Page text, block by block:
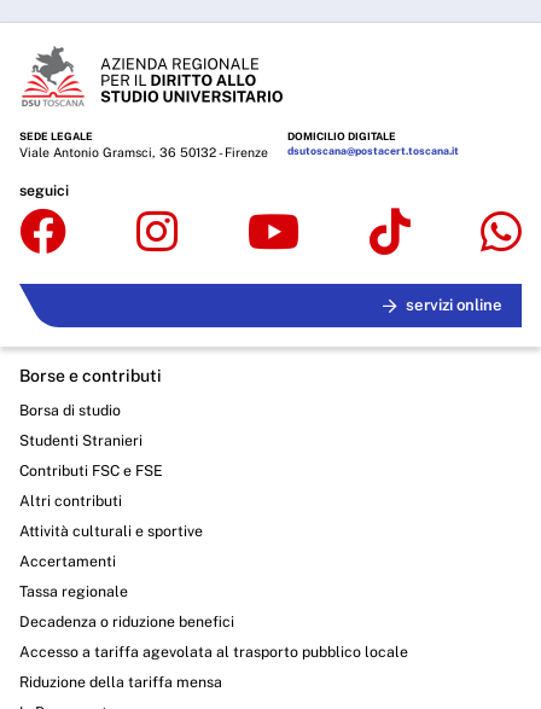
SEDE LEGALE
Viale Antonio Gramsci, 36 50132 - Firenze
DOMICILIO DIGITALE
dsutoscana@postacert.toscana.it
seguici
servizi online
Borse e contributi
Borsa di studio
Studenti Stranieri
Contributi FSC e FSE
Altri contributi
Attività culturali e sportive
Accertamenti
Tassa regionale
Decadenza o riduzione benefici
Accesso a tariffa agevolata al trasporto pubblico locale
Riduzione della tariffa mensa